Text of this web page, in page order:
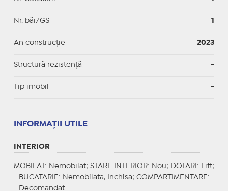
Nr. băi/GS 1
An construcție 2023
Structură rezistență -
Tip imobil -
INFORMAŢII UTILE
INTERIOR
MOBILAT : Nemobilat; STARE INTERIOR: Nou; DOTARI : Lift;
BUCATARIE : Nemobilata, Inchisa; COMPARTIMENTARE :
Decomandat